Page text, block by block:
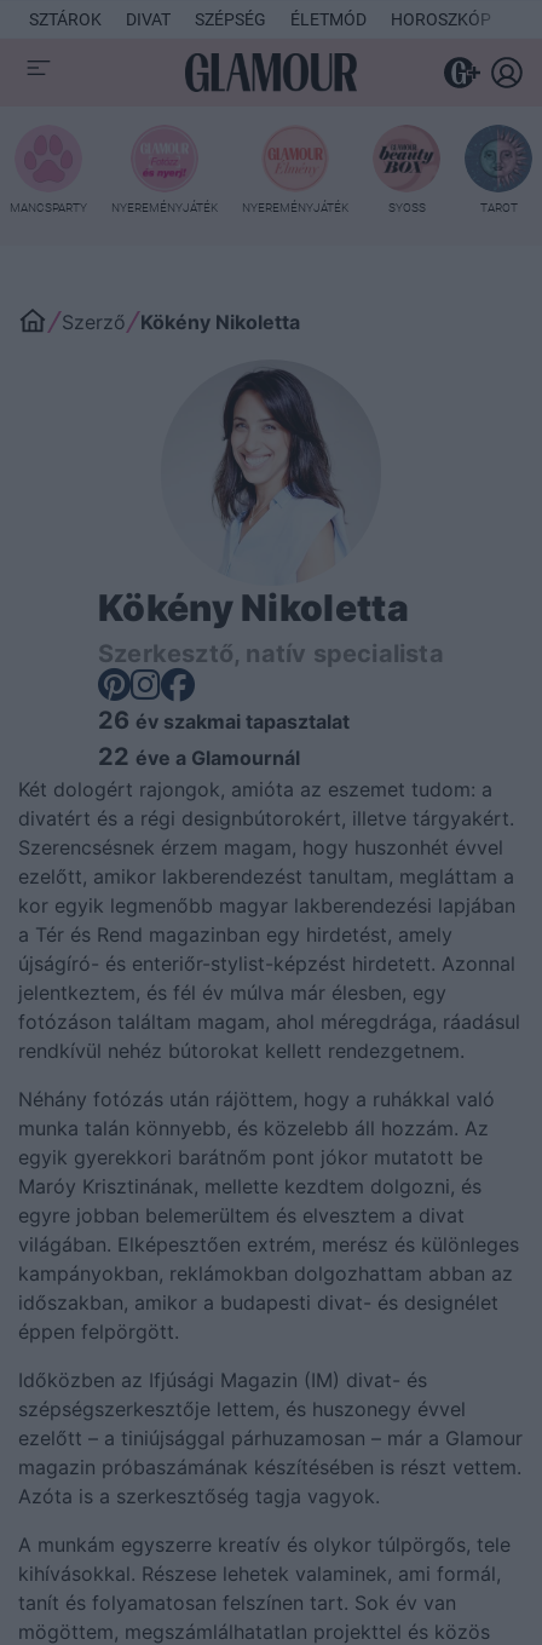
SZTÁROK DIVAT SZÉPSÉG ÉLETMÓD HOROSZKÓP
MANCSPARTY NYEREMÉNYJÁTÉK NYEREMÉNYJÁTÉK SYOSS TAROT
Szerző Kökény Nikoletta
Kökény Nikoletta
Szerkesztő, natív specialista
26 év szakmai tapasztalat
22 éve a Glamournál
Két dologért rajongok, amióta az eszemet tudom: a
divatért és a régi designbútorokért, illetve tárgyakért.
Szerencsésnek érzem magam, hogy huszonhét évvel
ezelőtt, amikor lakberendezést tanultam, megláttam a
kor egyik legmenőbb magyar lakberendezési lapjában
a Tér és Rend magazinban egy hirdetést, amely
újságíró- és enteriőr-stylist-képzést hirdetett. Azonnal
jelentkeztem, és fél év múlva már élesben, egy
fotózáson találtam magam, ahol méregdrága, ráadásul
rendkívül nehéz bútorokat kellett rendezgetnem.
Néhány fotózás után rájöttem, hogy a ruhákkal való
munka talán könnyebb, és közelebb áll hozzám. Az
egyik gyerekkori barátnőm pont jókor mutatott be
Maróy Krisztinának, mellette kezdtem dolgozni, és
egyre jobban belemerültem és elvesztem a divat
világában. Elképesztően extrém, merész és különleges
kampányokban, reklámokban dolgozhattam abban az
időszakban, amikor a budapesti divat- és designélet
éppen felpörgött.
Időközben az Ifjúsági Magazin (IM) divat- és
szépségszerkesztője lettem, és huszonegy évvel
ezelőtt – a tiniújsággal párhuzamosan – már a Glamour
magazin próbaszámának készítésében is részt vettem.
Azóta is a szerkesztőség tagja vagyok.
A munkám egyszerre kreatív és olykor túlpörgős, tele
kihívásokkal. Részese lehetek valaminek, ami formál,
tanít és folyamatosan felszínen tart. Sok év van
mögöttem, megszámlálhatatlan projekttel és közös